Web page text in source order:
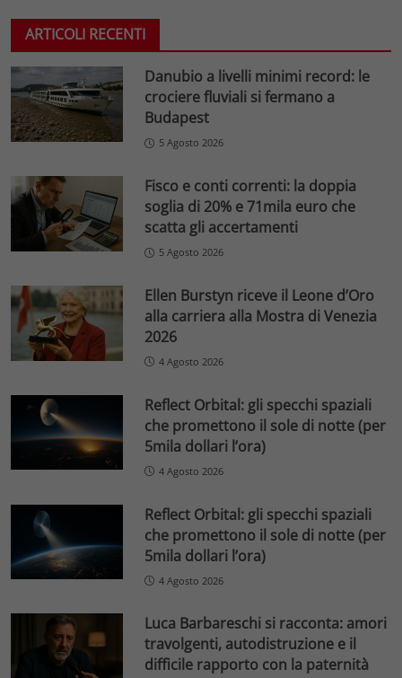
ARTICOLI RECENTI
Danubio a livelli minimi record: le
crociere fluviali si fermano a
Budapest
5 Agosto 2026
Fisco e conti correnti: la doppia
soglia di 20% e 71mila euro che
scatta gli accertamenti
5 Agosto 2026
Ellen Burstyn riceve il Leone d’Oro
alla carriera alla Mostra di Venezia
2026
4 Agosto 2026
Reflect Orbital: gli specchi spaziali
che promettono il sole di notte (per
5mila dollari l’ora)
4 Agosto 2026
Reflect Orbital: gli specchi spaziali
che promettono il sole di notte (per
5mila dollari l’ora)
4 Agosto 2026
Luca Barbareschi si racconta: amori
travolgenti, autodistruzione e il
difficile rapporto con la paternità